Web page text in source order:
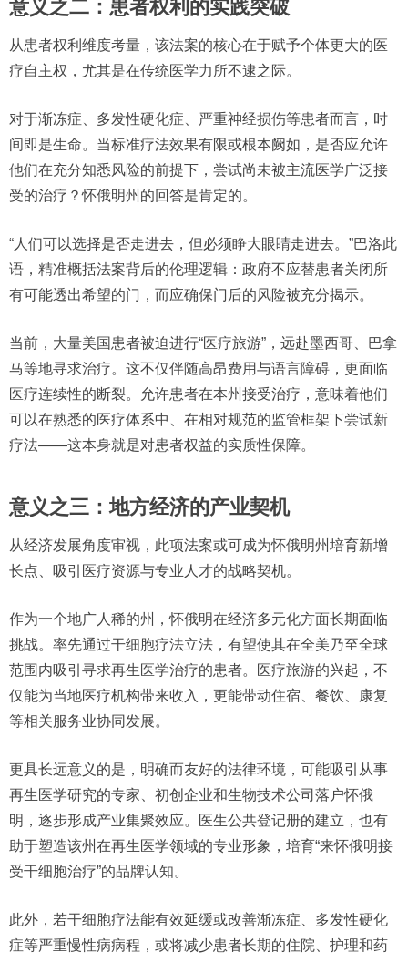
意义之二：患者权利的实践突破
从患者权利维度考量，该法案的核心在于赋予个体更大的医
疗自主权，尤其是在传统医学力所不逮之际。
对于渐冻症、多发性硬化症、严重神经损伤等患者而言，时
间即是生命。当标准疗法效果有限或根本阙如，是否应允许
他们在充分知悉风险的前提下，尝试尚未被主流医学广泛接
受的治疗？怀俄明州的回答是肯定的。
“人们可以选择是否走进去，但必须睁大眼睛走进去。”巴洛此
语，精准概括法案背后的伦理逻辑：政府不应替患者关闭所
有可能透出希望的门，而应确保门后的风险被充分揭示。
当前，大量美国患者被迫进行“医疗旅游”，远赴墨西哥、巴拿
马等地寻求治疗。这不仅伴随高昂费用与语言障碍，更面临
医疗连续性的断裂。允许患者在本州接受治疗，意味着他们
可以在熟悉的医疗体系中、在相对规范的监管框架下尝试新
疗法——这本身就是对患者权益的实质性保障。
意义之三：地方经济的产业契机
从经济发展角度审视，此项法案或可成为怀俄明州培育新增
长点、吸引医疗资源与专业人才的战略契机。
作为一个地广人稀的州，怀俄明在经济多元化方面长期面临
挑战。率先通过干细胞疗法立法，有望使其在全美乃至全球
范围内吸引寻求再生医学治疗的患者。医疗旅游的兴起，不
仅能为当地医疗机构带来收入，更能带动住宿、餐饮、康复
等相关服务业协同发展。
更具长远意义的是，明确而友好的法律环境，可能吸引从事
再生医学研究的专家、初创企业和生物技术公司落户怀俄
明，逐步形成产业集聚效应。医生公共登记册的建立，也有
助于塑造该州在再生医学领域的专业形象，培育“来怀俄明接
受干细胞治疗”的品牌认知。
此外，若干细胞疗法能有效延缓或改善渐冻症、多发性硬化
症等严重慢性病病程，或将减少患者长期的住院、护理和药